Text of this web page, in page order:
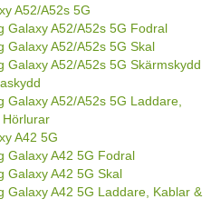
A52/A52s 5G
Galaxy A52/A52s 5G Fodral
Galaxy A52/A52s 5G Skal
Galaxy A52/A52s 5G Skärmskydd
Galaxy A52/A52s 5G Laddare,
Hörlurar
A42 5G
Galaxy A42 5G Fodral
Galaxy A42 5G Skal
Galaxy A42 5G Laddare, Kablar &